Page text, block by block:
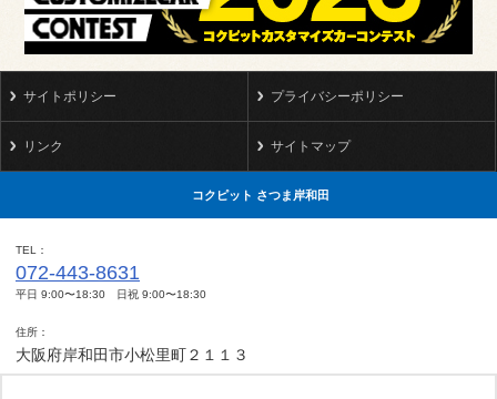
サイトポリシー プライバシーポリシー
リンク サイトマップ
コクピット さつま岸和田
TEL
072-443-8631
平日 9:00〜18:30 日祝 9:00〜18:30
住所
大阪府岸和田市小松里町２１１３